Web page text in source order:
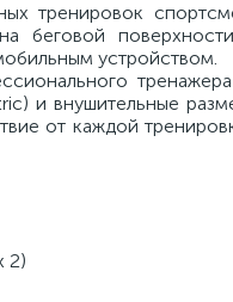
тренировок
беговой
устройством.
и внушительные
от каждой
2)